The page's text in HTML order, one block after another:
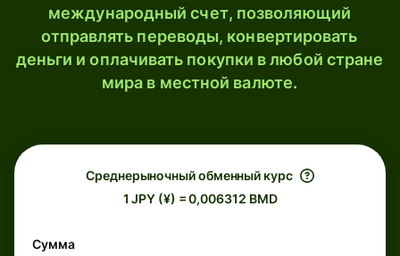
международный счет, позволяющий
отправлять переводы, конвертировать
деньги и оплачивать покупки в любой стране
мира в местной валюте.
Среднерыночный обменный курс
1 JPY (¥) = 0,006312 BMD
Сумма